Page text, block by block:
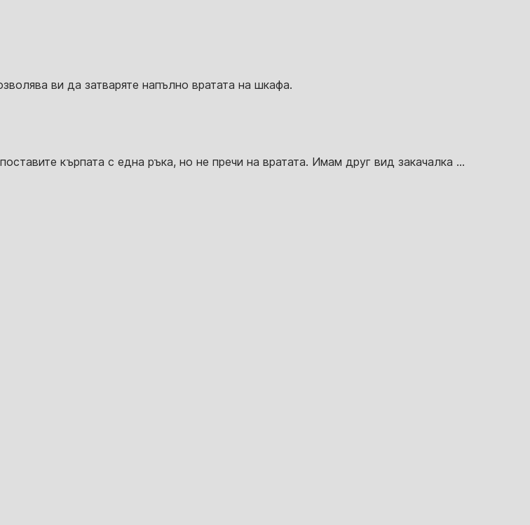
ви да затваряте напълно вратата на шкафа.
кърпата с една ръка, но не пречи на вратата. Имам друг вид закачалка ...